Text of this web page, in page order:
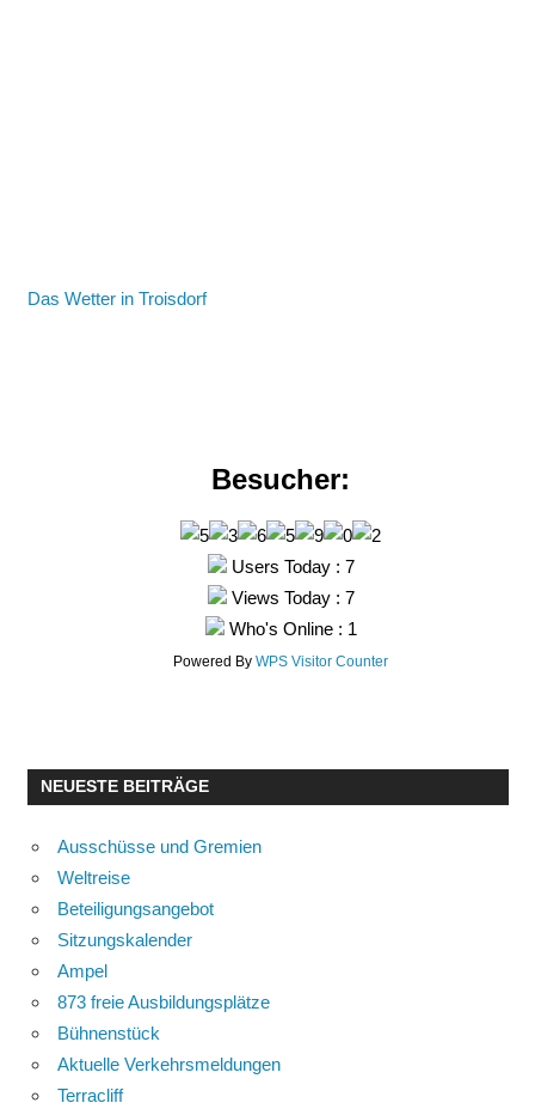
Das Wetter in Troisdorf
Besucher:
Users Today : 7
Views Today : 7
Who's Online : 1
Powered ByWPS Visitor Counter
NEUESTE BEITRÄGE
Ausschüsse und Gremien
Weltreise
Beteiligungsangebot
Sitzungskalender
Ampel
873 freie Ausbildungsplätze
Bühnenstück
Aktuelle Verkehrsmeldungen
Terracliff